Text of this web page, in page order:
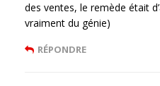
des ventes, le remède était
vraiment du génie)
RÉPONDRE